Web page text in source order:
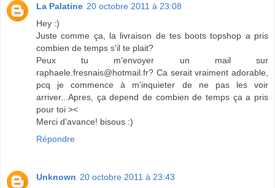
La Palatine 20 octobre 2011 à 23:08
Hey :)
Juste comme ça, la livraison de tes boots topshop a pris
combien de temps s'il te plait?
Peux tu m'envoyer un mail sur
raphaele.fresnais@hotmail.fr? Ca serait vraiment adorable,
pcq je commence à m'inquieter de ne pas les voir
arriver...Apres, ça depend de combien de temps ça a pris
pour toi ><
Merci d'avance! bisous :)
Répondre
Unknown 20 octobre 2011 à 23:43